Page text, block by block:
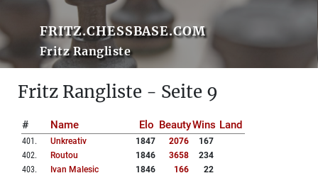
FRITZ.CHESSBASE.COM
Fritz Rangliste
Fritz Rangliste - Seite 9
# Name Elo BeautyWins Land
401 . Unkreativ 1847 2076
167
402. Routou 1846 3658
234
403. Ivan Malesic 1846 166
22